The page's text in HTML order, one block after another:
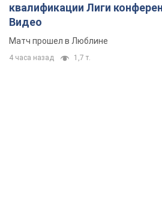
квалификации Лиги
Видео
Матч прошел в Люблине
4 часа назад 1,7 т.